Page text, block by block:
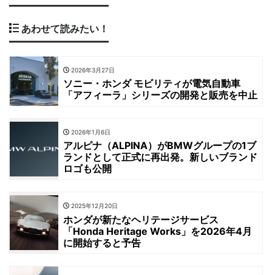
あわせて読みたい！
2026年3月27日
ソニー・ホンダ モビリティが電気自動車
「アフィーラ」シリーズの開発と販売を中止
2026年1月6日
アルピナ（ALPINA）がBMWグループの1ブ
ランドとして正式に再出発。新しいブランド
ロゴも公開
2025年12月20日
ホンダが新たなヘリテージサービス
「Honda Heritage Works」を2026年4月
に開始すると予告